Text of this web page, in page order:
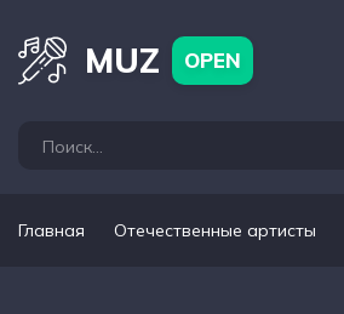
MUZ OPEN
Главная Отечественные артисты
артисты Популярные подборки